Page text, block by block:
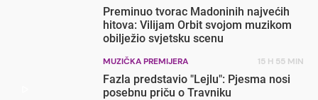
Preminuo tvorac Madoninih najvećih
hitova: Vilijam Orbit svojom muzikom
obilježio svjetsku scenu
MUZIČKA PREMIJERA 15 H 55 MIN
Fazla predstavio "Lejlu": Pjesma nosi
posebnu priču o Travniku